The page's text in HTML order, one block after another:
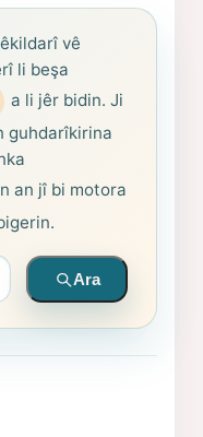
vê
li beşa
a li jêr bidin. Ji
guhdarîkirina
an jî bi motora
Ara